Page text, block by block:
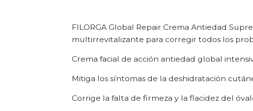
FILORGA Global Repair Crema Antiedad
multirrevitalizante para corregir todos los
Crema facial de acción antiedad global
Mitiga los síntomas de la deshidratación
Corrige la falta de firmeza y la flacidez del